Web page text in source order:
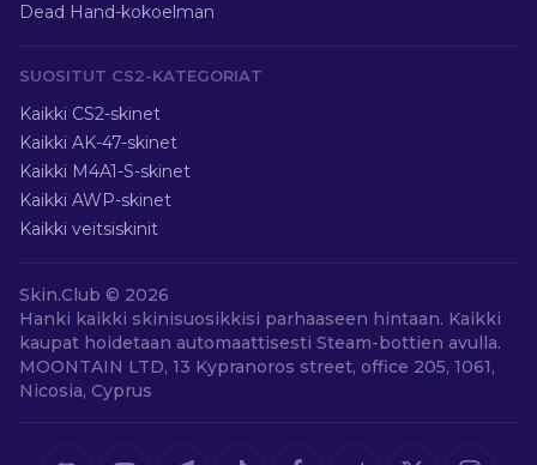
Dead Hand-kokoelman
SUOSITUT CS2-KATEGORIAT
Kaikki CS2-skinet
Kaikki AK-47-skinet
Kaikki M4A1-S-skinet
Kaikki AWP-skinet
Kaikki veitsiskinit
Skin.Club © 2026
Hanki kaikki skinisuosikkisi parhaaseen hintaan. Kaikki
kaupat hoidetaan automaattisesti Steam-bottien avulla.
MOONTAIN LTD, 13 Kypranoros street, office 205, 1061,
Nicosia, Cyprus